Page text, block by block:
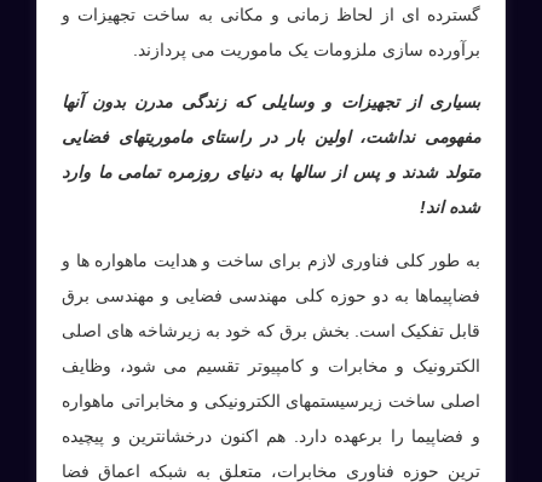
گسترده ای از لحاظ زمانی و مکانی به ساخت تجهیزات و
برآورده سازی ملزومات یک ماموریت می پردازند.
بسیاری از تجهیزات و وسایلی که زندگی مدرن بدون آنها
مفهومی نداشت، اولین بار در راستای ماموریتهای فضایی
متولد شدند و پس از سالها به دنیای روزمره تمامی ما وارد
شده اند!
به طور کلی فناوری لازم برای ساخت و هدایت ماهواره ها و
فضاپیماها به دو حوزه کلی مهندسی فضایی و مهندسی برق
قابل تفکیک است. بخش برق که خود به زیرشاخه های اصلی
الکترونیک و مخابرات و کامپیوتر تقسیم می شود، وظایف
اصلی ساخت زیرسیستمهای الکترونیکی و مخابراتی ماهواره
و فضاپیما را برعهده دارد. هم اکنون درخشانترین و پیچیده
ترین حوزه فناوری مخابرات، متعلق به شبکه اعماق فضا